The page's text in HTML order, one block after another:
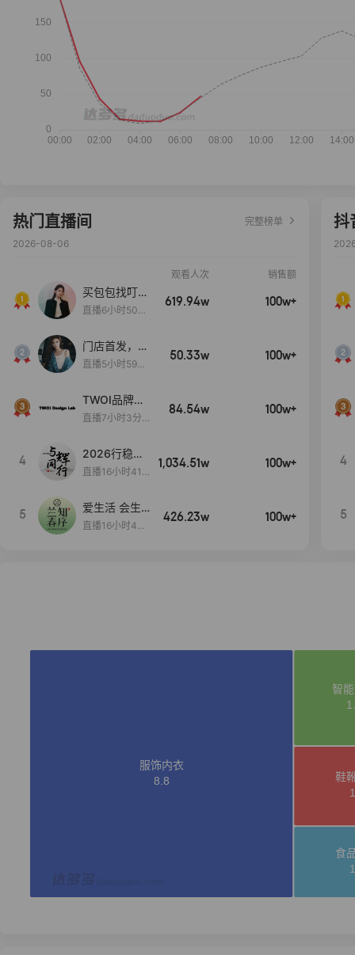
热门直播间
完整榜单
2026-08-06
观看人次 销售额
买包包找叮
当,一折购！
直播6小时50分
619.94w 100w+
门店首发，秋
款大上新！！
直播5小时59分
50.33w 100w+
TWOI品牌直
播间新款上
直播7小时3分5
84.54w 100w+
4
2026行稳致
远
直播16小时41
1,034.51w 100w+
5
爱生活 会生
活
直播16小时45
426.23w 100w+
抖
4
5